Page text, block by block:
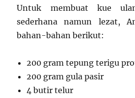
Untuk membuat kue
sederhana namun lezat,
bahan-bahan berikut:
200 gram tepung terigu
200 gram gula pasir
4 butir telur